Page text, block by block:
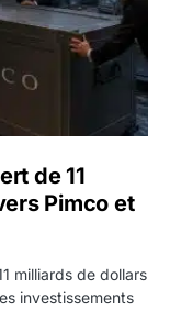
de 11
Pimco et
milliards de dollars
investissements